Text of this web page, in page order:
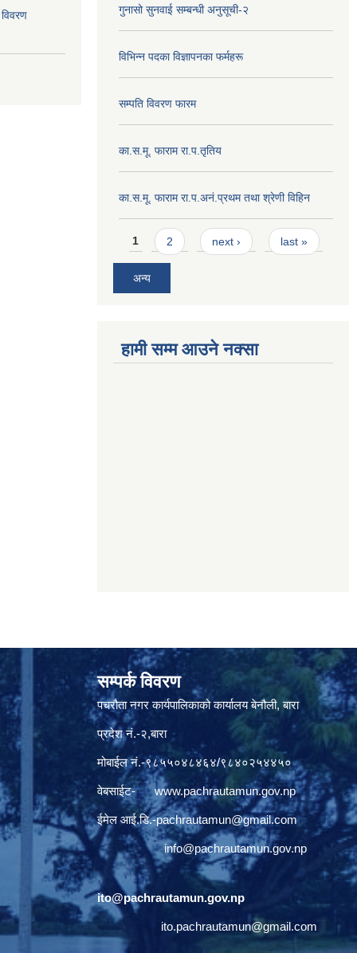
गुनासो सुनवाई सम्बन्धी अनुसूची-२
विभिन्न पदका विज्ञापनका फर्महरू
सम्पति विवरण फारम
का.स.मू. फाराम रा.प.तृतिय
का.स.मू. फाराम रा.प.अनं.प्रथम तथा श्रेणी विहिन
Pages
1 2 next › last »
अन्य
हामी सम्म आउने नक्सा
सम्पर्क विवरण
पचरौता नगर कार्यपालिकाको कार्यालय बेनौली, बारा
प्रदेश नं.-२,बारा
मोबाईल नं.-९८५५०४८४६४/९८४०२५४४५०
वेबसाईट-www.pachrautamun.gov.np
ईमेल आई.डि.-pachrautamun@gmail.com
info@pachrautamun.gov.np
ito@pachrautamun.gov.np
ito.pachrautamun@gmail.com